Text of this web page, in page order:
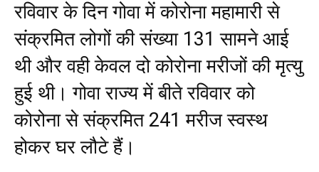
रविवार के दिन गोवा में कोरोना महामारी से
संक्रमित लोगों की संख्या 131 सामने आई
थी और वही केवल दो कोरोना मरीजों की मृत्यु
हुई थी। गोवा राज्य में बीते रविवार को
कोरोना से संक्रमित 241 मरीज स्वस्थ
होकर घर लौटे हैं।